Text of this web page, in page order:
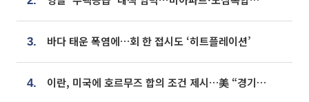
3. 바다 태운 폭염에…회 한 접시도 ‘히트플레이션’
4. 이란, 미국에 호르무즈 합의 조건 제시…美 “경기 아직 안 끝나” [종합]